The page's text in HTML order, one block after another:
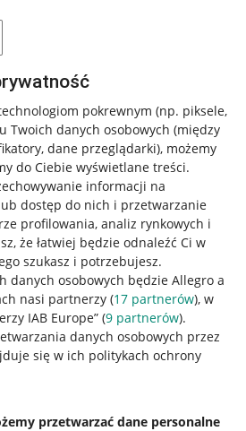
pokrewnym (np. piksele,
Twoich danych osobowych (między
dane przeglądarki), możemy
do Ciebie wyświetlane treści.
informacji na
dostęp do nich i przetwarzanie
profilowania, analiz rynkowych i
że łatwiej będzie odnaleźć Ci w
szukasz i potrzebujesz.
danych osobowych będzie Allegro a
nasi partnerzy (17 partnerów), w
IAB Europe” (9 partnerów).
danych osobowych przez
się w ich politykach ochrony
przetwarzać dane personalne